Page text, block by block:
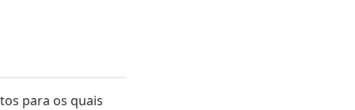
para os quais